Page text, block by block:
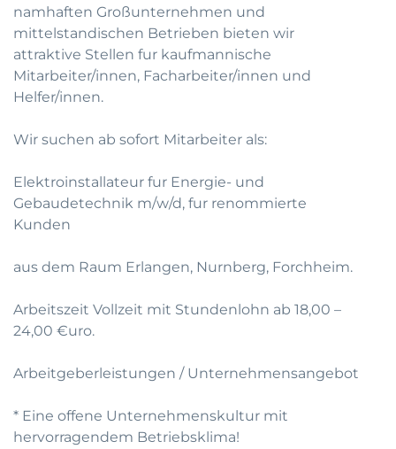
namhaften Großunternehmen und
mittelstandischen Betrieben bieten wir
attraktive Stellen fur kaufmannische
Mitarbeiter/innen, Facharbeiter/innen und
Helfer/innen.
Wir suchen ab sofort Mitarbeiter als:
Elektroinstallateur fur Energie- und
Gebaudetechnik m/w/d, fur renommierte
Kunden
aus dem Raum Erlangen, Nurnberg, Forchheim.
Arbeitszeit Vollzeit mit Stundenlohn ab 18,00 –
24,00 €uro.
Arbeitgeberleistungen / Unternehmensangebot
* Eine offene Unternehmenskultur mit
hervorragendem Betriebsklima!